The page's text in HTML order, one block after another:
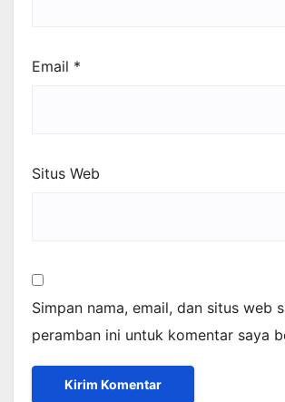
Email *
Situs Web
Simpan nama, email, dan situs web
peramban ini untuk komentar saya